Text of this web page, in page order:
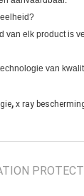
van elk product is
van
, x ray